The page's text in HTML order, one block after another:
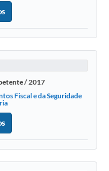
/ 2017
Fiscal e da Seguridade